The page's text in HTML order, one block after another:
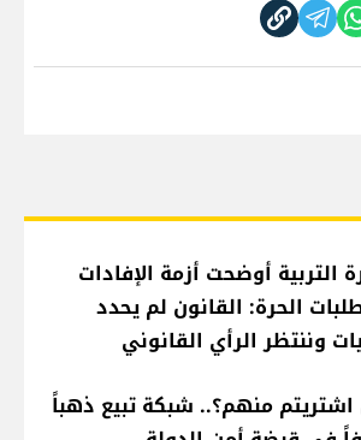
التربية أوضحت أزمة الإفادات
الحرة: القانون لم يحدد
وننتظر الرأي القانوني
منهم؟.. شبكة تبيع ذهباً